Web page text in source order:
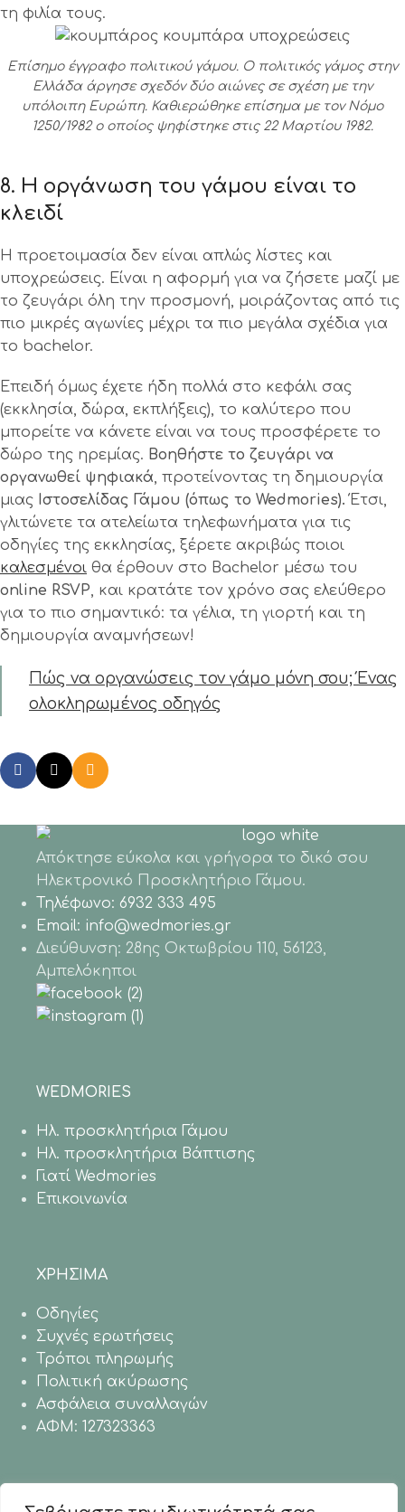
τη φιλία τους.
Επίσημο έγγραφο πολιτικού γάμου. Ο πολιτικός γάμος στην
Ελλάδα άργησε σχεδόν δύο αιώνες σε σχέση με την
υπόλοιπη Ευρώπη. Καθιερώθηκε επίσημα με τον Νόμο
1250/1982 ο οποίος ψηφίστηκε στις 22 Μαρτίου 1982.
8. Η οργάνωση του γάμου είναι το
κλειδί
Η προετοιμασία δεν είναι απλώς λίστες και
υποχρεώσεις. Είναι η αφορμή για να ζήσετε μαζί με
το ζευγάρι όλη την προσμονή, μοιράζοντας από τις
πιο μικρές αγωνίες μέχρι τα πιο μεγάλα σχέδια για
το bachelor.
Επειδή όμως έχετε ήδη πολλά στο κεφάλι σας
(εκκλησία, δώρα, εκπλήξεις), το καλύτερο που
μπορείτε να κάνετε είναι να τους προσφέρετε το
δώρο της ηρεμίας. Βοηθήστε το ζευγάρι να
οργανωθεί ψηφιακά, προτείνοντας τη δημιουργία
μιας Ιστοσελίδας Γάμου (όπως το Wedmories). Έτσι,
γλιτώνετε τα ατελείωτα τηλεφωνήματα για τις
οδηγίες της εκκλησίας, ξέρετε ακριβώς ποιοι
καλεσμένοι θα έρθουν στο Bachelor μέσω του
online RSVP, και κρατάτε τον χρόνο σας ελεύθερο
για το πιο σημαντικό: τα γέλια, τη γιορτή και τη
δημιουργία αναμνήσεων!
Πώς να οργανώσεις τον γάμο μόνη σου; Ένας
ολοκληρωμένος οδηγός
Απόκτησε εύκολα και γρήγορα το δικό σου
Hλεκτρονικό Προσκλητήριο Γάμου.
Τηλέφωνο: 6932 333 495
Email: info@wedmories.gr
Διεύθυνση: 28ης Οκτωβρίου 110, 56123,
Αμπελόκηποι
WEDMORIES
Ηλ. προσκλητήρια Γάμου
Ηλ. προσκλητήρια Βάπτισης
Γιατί Wedmories
Επικοινωνία
ΧΡΗΣΙΜΑ
Οδηγίες
Συχνές ερωτήσεις
Τρόποι πληρωμής
Πολιτική ακύρωσης
Ασφάλεια συναλλαγών
ΑΦΜ: 127323363
Η ΠΟΛΙΤΙΚΗ ΜΑΣ